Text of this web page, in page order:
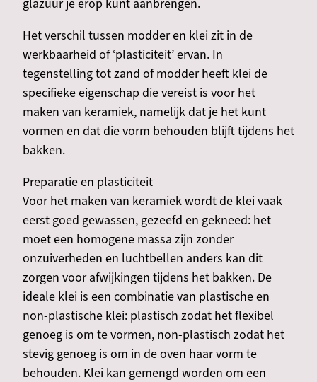
glazuur je erop kunt aanbrengen.
Het verschil tussen modder en klei zit in de
werkbaarheid of ‘plasticiteit’ ervan. In
tegenstelling tot zand of modder heeft klei de
specifieke eigenschap die vereist is voor het
maken van keramiek, namelijk dat je het kunt
vormen en dat die vorm behouden blijft tijdens het
bakken.
Preparatie en plasticiteit
Voor het maken van keramiek wordt de klei vaak
eerst goed gewassen, gezeefd en gekneed: het
moet een homogene massa zijn zonder
onzuiverheden en luchtbellen anders kan dit
zorgen voor afwijkingen tijdens het bakken. De
ideale klei is een combinatie van plastische en
non-plastische klei: plastisch zodat het flexibel
genoeg is om te vormen, non-plastisch zodat het
stevig genoeg is om in de oven haar vorm te
behouden. Klei kan gemengd worden om een